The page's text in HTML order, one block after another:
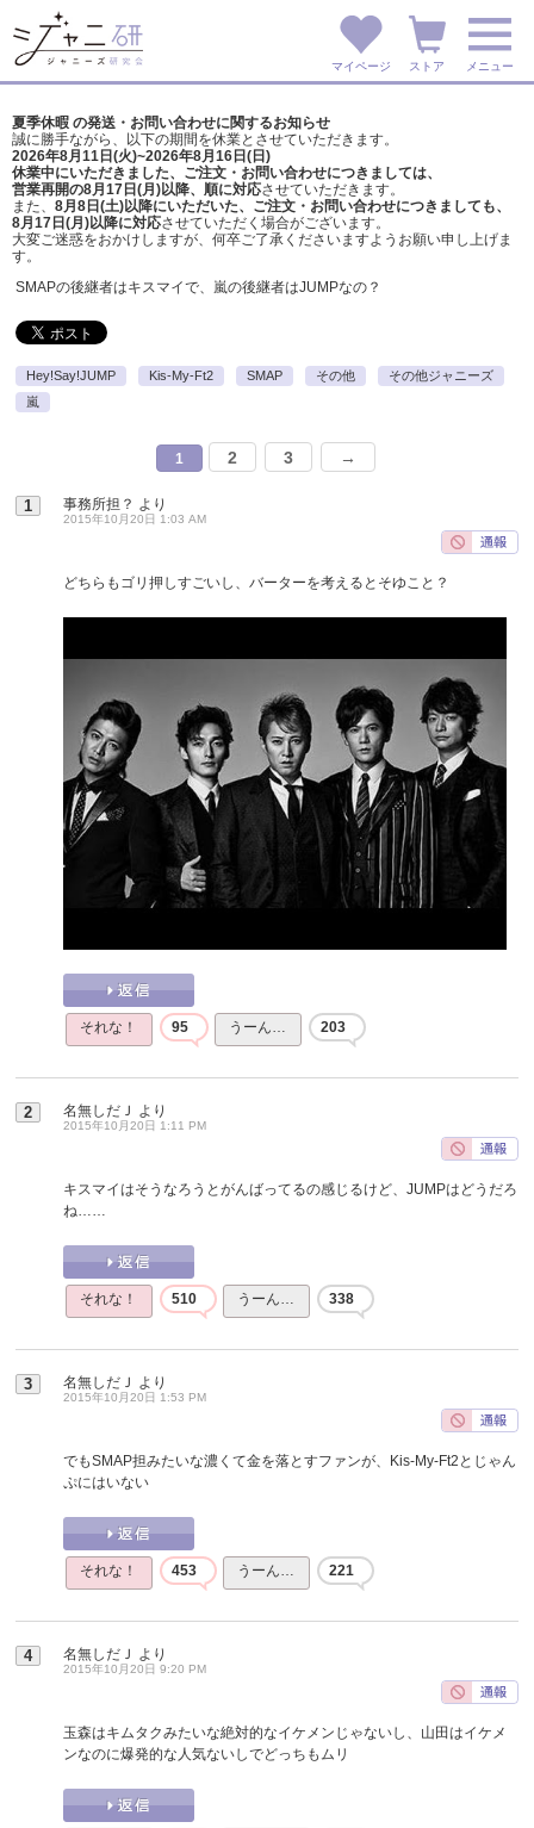
マイページ ストア メニュー
夏季休暇 の発送・お問い合わせに関するお知らせ
誠に勝手ながら、以下の期間を休業とさせていただきます。
2026年8月11日(火)~2026年8月16日(日)
休業中にいただきました、ご注文・お問い合わせにつきましては、
営業再開の8月17日(月)以降、順に対応させていただきます。
また、 8月8日(土)以降にいただいた、ご注文・ お問い合わせにつきましても、
8月17日(月)以降に対応させていただく場合がございます。
大変ご迷惑をおかけしますが、 何卒ご了承くださいますようお願い申し上げま
す。
SMAPの後継者はキスマイで、嵐の後継者はJUMPなの？
Hey!Say!JUMP Kis-My-Ft2 SMAP その他
その他ジャニーズ
嵐
1 2 3 →
1 事務所担？ より
2015年10月20日 1:03 AM
どちらもゴリ押しすごいし、バーターを考えるとそゆこと？
それな！ 95 うーん… 203
2 名無しだＪ より
2015年10月20日 1:11 PM
キスマイはそうなろうとがんばってるの感じるけど、JUMPはどうだろ
ね……
それな！ 510 うーん… 338
3 名無しだＪ より
2015年10月20日 1:53 PM
でもSMAP担みたいな濃くて金を落とすファンが、Kis-My-Ft2とじゃん
ぷにはいない
それな！ 453 うーん… 221
4 名無しだＪ より
2015年10月20日 9:20 PM
玉森はキムタクみたいな絶対的なイケメンじゃないし、山田はイケメ
ンなのに爆発的な人気ないしでどっちもムリ